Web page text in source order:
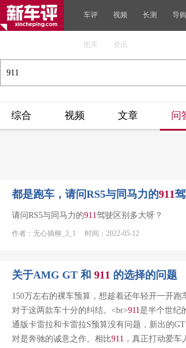
车评 视频 长测 导购
图库 资讯
综合 视频 文章 问
都是跑车，请问RS5与同马力的911
请问RS5与同马力的911驾驶区别多大呀？
作者：无心插柳_3_1 时间：2022-05-12
关于AMG GT 和 911 的选择的问题
150万左右的裸车预算，想趁着还年轻开一开
对于这两款车十分的纠结。<br>911是半个世纪
通版卡雷拉和卡雷拉S预算没有问题，新出的
对是奔驰的诚意之作。相比911 ，真正打动爱